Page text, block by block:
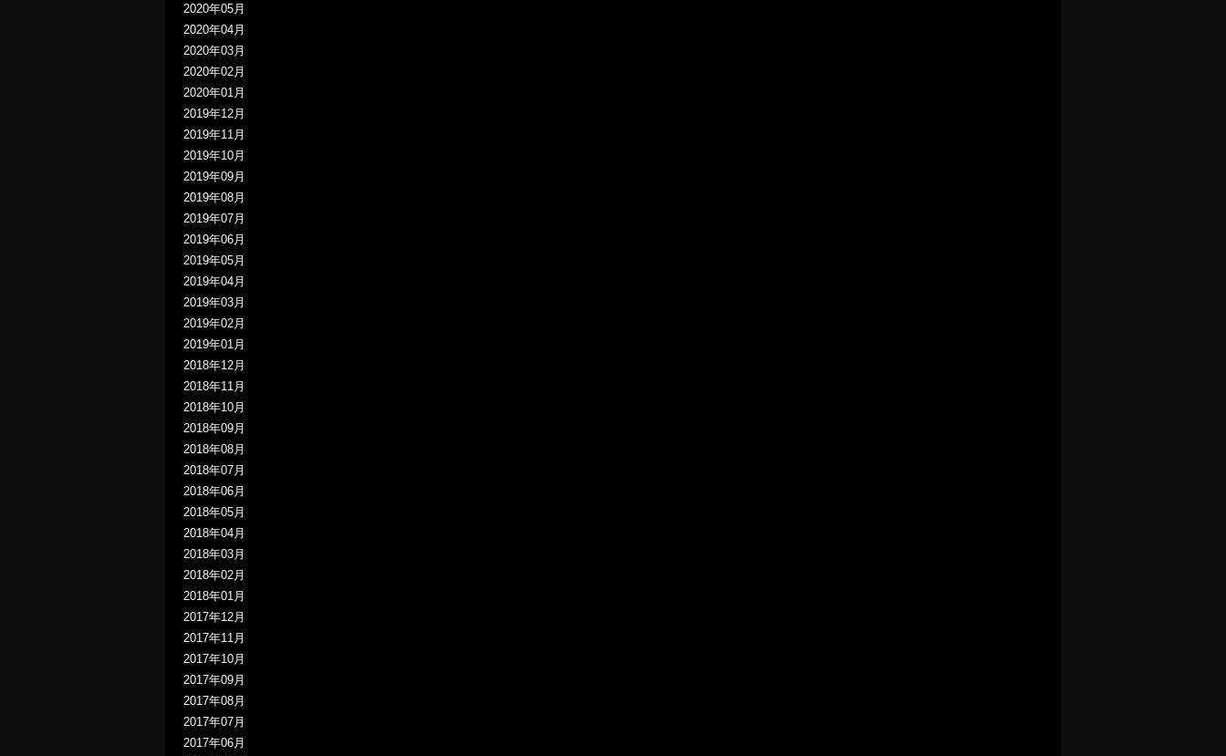
2020年05月
2020年04月
2020年03月
2020年02月
2020年01月
2019年12月
2019年11月
2019年10月
2019年09月
2019年08月
2019年07月
2019年06月
2019年05月
2019年04月
2019年03月
2019年02月
2019年01月
2018年12月
2018年11月
2018年10月
2018年09月
2018年08月
2018年07月
2018年06月
2018年05月
2018年04月
2018年03月
2018年02月
2018年01月
2017年12月
2017年11月
2017年10月
2017年09月
2017年08月
2017年07月
2017年06月